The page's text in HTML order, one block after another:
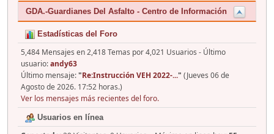
GDA.-Guardianes Del Asfalto - Centro de Información
Estadísticas del Foro
5,484 Mensajes en 2,418 Temas por 4,021 Usuarios - Último
usuario:andy63
Último mensaje:"Re:Instrucción VEH 2022-..." (Jueves 06 de
Agosto de 2026. 17:52 horas.)
Ver los mensajes más recientes del foro.
Usuarios en línea